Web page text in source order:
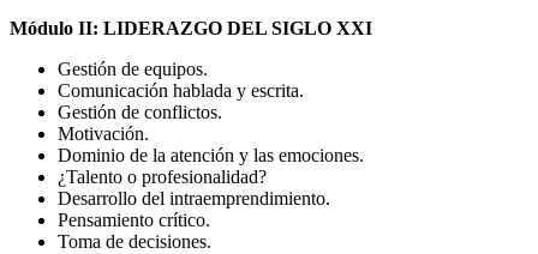
Módulo II: LIDERAZGO DEL SIGLO XXI
Gestión de equipos.
Comunicación hablada y escrita.
Gestión de conflictos.
Motivación.
Dominio de la atención y las emociones.
¿Talento o profesionalidad?
Desarrollo del intraemprendimiento.
Pensamiento crítico.
Toma de decisiones.